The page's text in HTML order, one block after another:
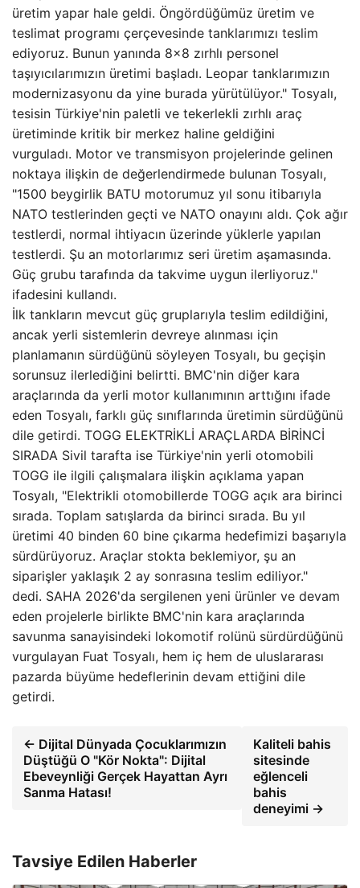
üretim yapar hale geldi. Öngördüğümüz üretim ve
teslimat programı çerçevesinde tanklarımızı teslim
ediyoruz. Bunun yanında 8×8 zırhlı personel
taşıyıcılarımızın üretimi başladı. Leopar tanklarımızın
modernizasyonu da yine burada yürütülüyor." Tosyalı,
tesisin Türkiye'nin paletli ve tekerlekli zırhlı araç
üretiminde kritik bir merkez haline geldiğini
vurguladı. Motor ve transmisyon projelerinde gelinen
noktaya ilişkin de değerlendirmede bulunan Tosyalı,
"1500 beygirlik BATU motorumuz yıl sonu itibarıyla
NATO testlerinden geçti ve NATO onayını aldı. Çok ağır
testlerdi, normal ihtiyacın üzerinde yüklerle yapılan
testlerdi. Şu an motorlarımız seri üretim aşamasında.
Güç grubu tarafında da takvime uygun ilerliyoruz."
ifadesini kullandı.
İlk tankların mevcut güç gruplarıyla teslim edildiğini,
ancak yerli sistemlerin devreye alınması için
planlamanın sürdüğünü söyleyen Tosyalı, bu geçişin
sorunsuz ilerlediğini belirtti. BMC'nin diğer kara
araçlarında da yerli motor kullanımının arttığını ifade
eden Tosyalı, farklı güç sınıflarında üretimin sürdüğünü
dile getirdi. TOGG ELEKTRİKLİ ARAÇLARDA BİRİNCİ
SIRADA Sivil tarafta ise Türkiye'nin yerli otomobili
TOGG ile ilgili çalışmalara ilişkin açıklama yapan
Tosyalı, "Elektrikli otomobillerde TOGG açık ara birinci
sırada. Toplam satışlarda da birinci sırada. Bu yıl
üretimi 40 binden 60 bine çıkarma hedefimizi başarıyla
sürdürüyoruz. Araçlar stokta beklemiyor, şu an
siparişler yaklaşık 2 ay sonrasına teslim ediliyor."
dedi. SAHA 2026'da sergilenen yeni ürünler ve devam
eden projelerle birlikte BMC'nin kara araçlarında
savunma sanayisindeki lokomotif rolünü sürdürdüğünü
vurgulayan Fuat Tosyalı, hem iç hem de uluslararası
pazarda büyüme hedeflerinin devam ettiğini dile
getirdi.
← Dijital Dünyada Çocuklarımızın
Düştüğü O "Kör Nokta": Dijital
Ebeveynliği Gerçek Hayattan Ayrı
Sanma Hatası!
Kaliteli bahis
sitesinde
eğlenceli
bahis
deneyimi →
Tavsiye Edilen Haberler